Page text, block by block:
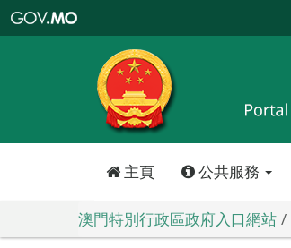
特
政
區
政
口
主頁 公共服務
澳門特別行政區政府入口網站